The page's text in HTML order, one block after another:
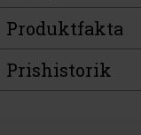
Produktfakta
Prishistorik